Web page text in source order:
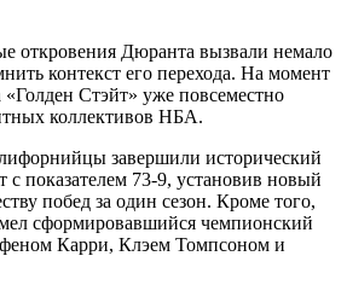
откровения Дюранта вызвали немало
контекст его перехода. На момент
«Голден Стэйт» уже повсеместно
коллективов НБА.
завершили исторический
с показателем 73-9, установив новый
побед за один сезон. Кроме того,
сформировавшийся чемпионский
Карри, Клэем Томпсоном и